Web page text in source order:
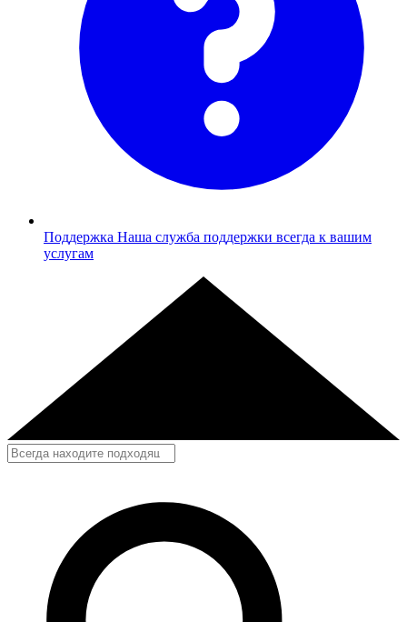
Поддержка Наша служба поддержки всегда к вашим
услугам